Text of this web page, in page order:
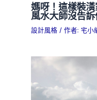
媽呀！這樣裝潢
風水大師沒告
設計風格 / 作者: 宅小